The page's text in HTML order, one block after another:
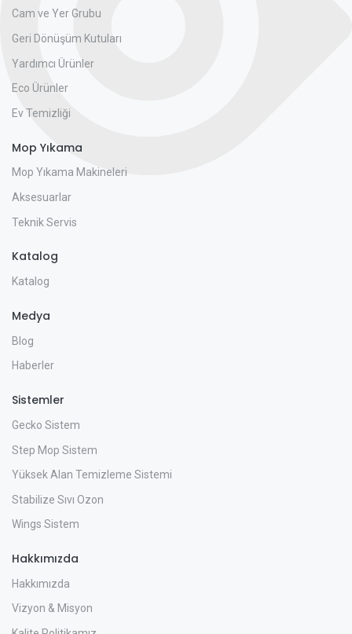
Cam ve Yer Grubu
Geri Dönüşüm Kutuları
Yardımcı Ürünler
Eco Ürünler
Ev Temizliği
Mop Yıkama
Mop Yıkama Makineleri
Aksesuarlar
Teknik Servis
Katalog
Katalog
Medya
Blog
Haberler
Sistemler
Gecko Sistem
Step Mop Sistem
Yüksek Alan Temizleme Sistemi
Stabilize Sıvı Ozon
Wings Sistem
Hakkımızda
Hakkımızda
Vizyon & Misyon